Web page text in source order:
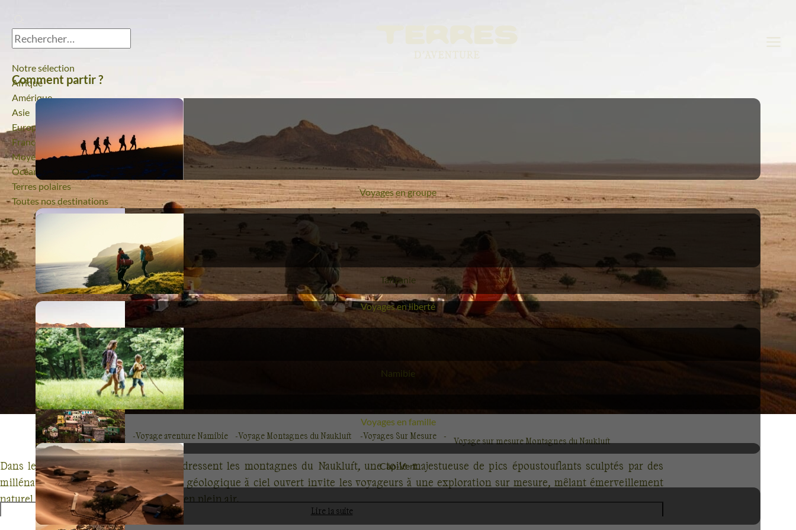
Notre sélection
Afrique
Amérique
Asie
Europe
France
Moyen-Orient
Océanie
Terres polaires
Toutes nos destinations
Voyage
Tanzanie
Voyage
Namibie
Voyage
Cap-Vert
Comment partir ?
Voyages en groupe
Voyages en liberté
Voyages en famille
Voyage Afrique Voyage aventure Namibie Voyage Montagnes du Naukluft Voyages Sur Mesure
Voyage sur mesure Montagnes du Naukluft
Dans le cœur aride de la Namibie se dressent les montagnes du Naukluft, une toile majestueuse de pics époustouflants sculptés par des
millénaires d'érosion. Cette chronique géologique à ciel ouvert invite les voyageurs à une exploration sur mesure, mêlant émerveillement
naturel, culture ancestrale, et aventures en plein air.
Lire la suite